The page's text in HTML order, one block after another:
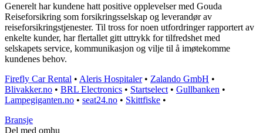
Generelt har kundene hatt positive opplevelser med Gouda
Reiseforsikring som forsikringsselskap og leverandør av
reiseforsikringstjenester. Til tross for noen utfordringer rapportert av
enkelte kunder, har flertallet gitt uttrykk for tilfredshet med
selskapets service, kommunikasjon og vilje til å imøtekomme
kundenes behov.
Firefly Car Rental • Aleris Hospitaler• Zalando GmbH •
Blivakker.no • BRL Electronics • Startselect • Gullbanken •
Lampegiganten.no • seat24.no • Skittfiske •
Bransje
Del med omhu